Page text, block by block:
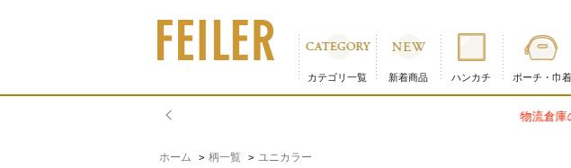
カテゴリ一覧 新着商品 ハンカチ ポーチ・巾着
物流倉庫
ホーム > 柄一覧 > ユニカラー